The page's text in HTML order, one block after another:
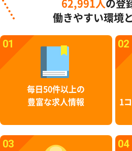
62,991人 の登
働きやすい環境
01
毎日50件以上の
豊富な求人情報
02
1
03 04